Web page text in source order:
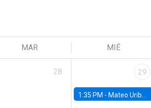
MAR MIÉ
28 29
1:35 PM - Mateo Uribe-Castro, Universidad de los Andes (Colombia)